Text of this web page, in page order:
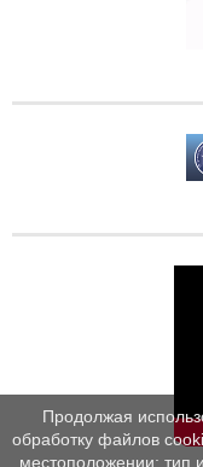
Продолжая
обработку файлов
местоположении; тип